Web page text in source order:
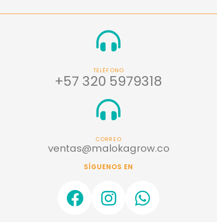
TELÉFONO
+57 320 5979318
CORREO
ventas@malokagrow.co
SÍGUENOS EN
F
a
I
n
W
h